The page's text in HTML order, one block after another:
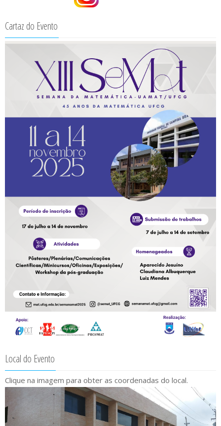
Cartaz do Evento
Local do Evento
Clique na imagem para obter as coordenadas do local.